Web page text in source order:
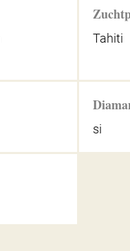
Tahiti
si